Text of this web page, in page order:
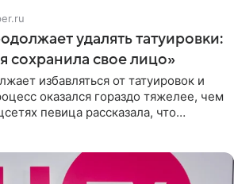
удалять татуировки:
сохранила свое лицо»
избавляться от татуировок и
оказался гораздо тяжелее, чем
певица рассказала, что